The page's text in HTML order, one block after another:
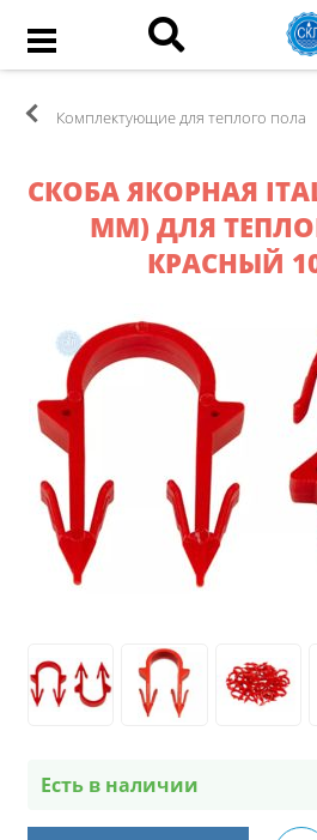
Комплектующие для теплого пола
СКОБА ЯКОРНАЯ
ММ) ДЛЯ
КРАСНЫЙ
Есть в наличии